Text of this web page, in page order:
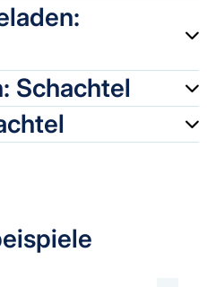
Schachtel